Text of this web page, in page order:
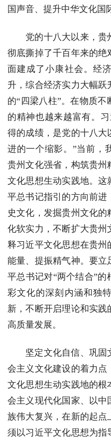
国声音、提升中华文化国
党的十八大以来，贵
彻底撕掉了千百年来的绝
面建成了小康社会。经
升，综合经济实力大幅
的“四梁八柱”。在物质
的精神也越来越富有。
得的成绩，是党的十八
进的一个缩影。”当前，
贵州文化强省，构筑贵
文化思想生动实践地。这
平总书记指引的方向前进
史文化，发掘贵州文化
化软实力，不断扩大贵州
释习近平文化思想在贵州
能量、提振精气神。要立
平总书记对“两个结合”
彩文化的深刻内涵和独
新，不断开启理论和实践
高质量发展。
坚定文化自信、巩固
会主义文化建设的着力
文化思想生动实践地的根
会主义现代化国家、以中
族伟大复兴，在新的起
须以习近平文化思想为指